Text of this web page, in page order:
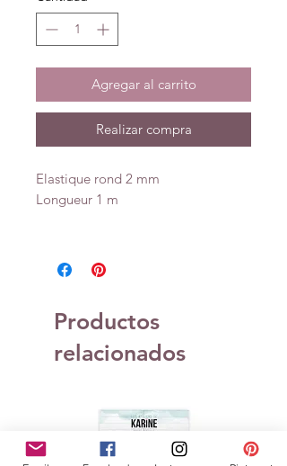
Agregar al carrito
Realizar compra
Elastique rond 2 mm
Longueur 1 m
Productos
relacionados